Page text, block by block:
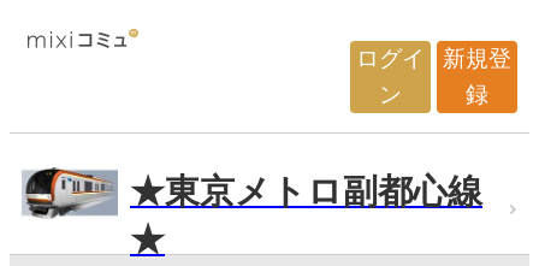
ログイ
ン
新規登
録
★東京メトロ副都心線
★